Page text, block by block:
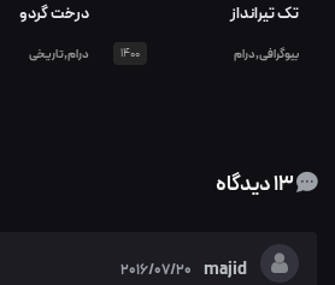
تک تیرانداز
بیوگرافی,درام 1400
درخت گردو
درام,تاریخی
majid
2016/07/20